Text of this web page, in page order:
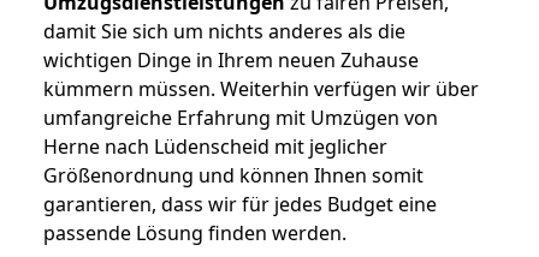
damit Sie sich um nichts anderes als die
wichtigen Dinge in Ihrem neuen Zuhause
kümmern müssen. Weiterhin verfügen wir über
umfangreiche Erfahrung mit Umzügen von
Herne nach Lüdenscheid mit jeglicher
Größenordnung und können Ihnen somit
garantieren, dass wir für jedes Budget eine
passende Lösung finden werden.